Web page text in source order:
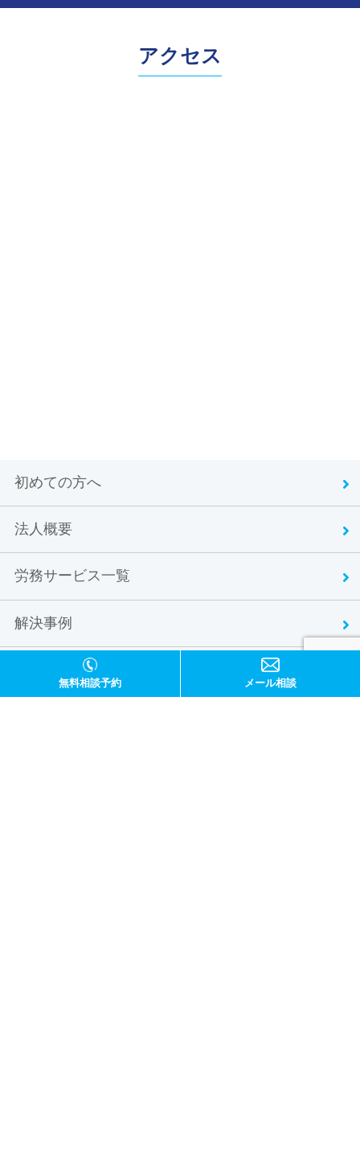
アクセス
初めての方へ
法人概要
労務サービス一覧
解決事例
お客様の声
無料相談予約 メール相談